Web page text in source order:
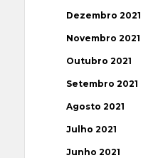
Dezembro 2021
Novembro 2021
Outubro 2021
Setembro 2021
Agosto 2021
Julho 2021
Junho 2021